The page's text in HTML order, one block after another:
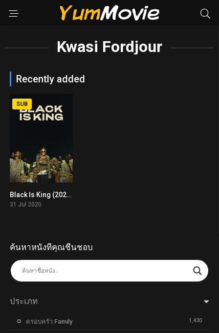
Kwasi Fordjour
Recently added
5.8
SUB
Black Is King (2020)
31 Jul 2020
ค้นหาหนังที่คุณชื่นชอบ
ประเภท
ครอบครัว Family 1,430